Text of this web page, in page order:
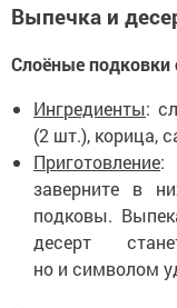
Выпечка и
Слоёные подковки
Ингредиенты:
(2 шт.), корица,
Приготовление:
заверните в
подковы.
десерт
но и символом